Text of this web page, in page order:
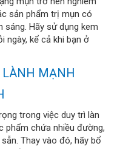
sản phẩm trị mụn có
sáng. Hãy sử dụng kem
ngày, kể cả khi bạn ở
LÀNH MẠNH
trong việc duy trì làn
phẩm chứa nhiều đường,
Thay vào đó, hãy bổ